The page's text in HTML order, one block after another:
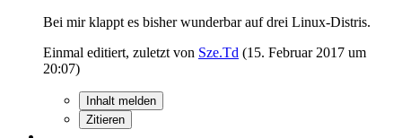
Bei mir klappt es bisher wunderbar auf drei Linux-Distris.
Einmal editiert, zuletzt von Sze.Td (15. Februar 2017 um
20:07)
Inhalt melden
Zitieren